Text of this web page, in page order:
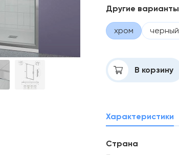
Другие варианты
хром черный
В корзину
Характеристики
Страна